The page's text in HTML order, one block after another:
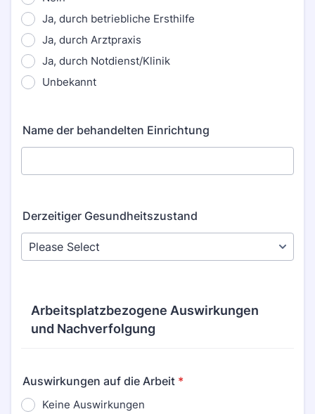
Ja, durch betriebliche Ersthilfe
Ja, durch Arztpraxis
Ja, durch Notdienst/Klinik
Unbekannt
Name der behandelten Einrichtung
Derzeitiger Gesundheitszustand
Arbeitsplatzbezogene Auswirkungen
und Nachverfolgung
Auswirkungen auf die Arbeit *
Keine Auswirkungen